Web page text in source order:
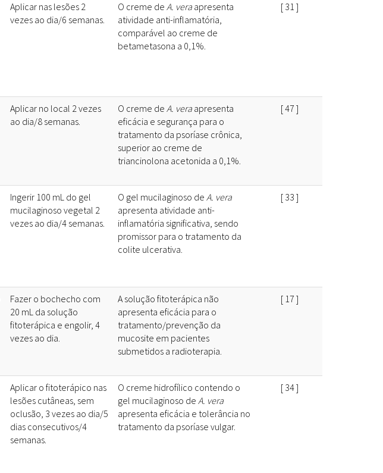
Aplicar nas lesões 2
vezes ao dia/6 semanas.
O creme de A. vera apresenta
atividade anti-inflamatória,
comparável ao creme de
betametasona a 0,1%.
[ 31 ]
Aplicar no local 2 vezes
ao dia/8 semanas.
O creme de A. vera apresenta
eficácia e segurança para o
tratamento da psoríase crônica,
superior ao creme de
triancinolona acetonida a 0,1%.
[47 ]
Ingerir 100 mL do gel
mucilaginoso vegetal 2
vezes ao dia/4 semanas.
O gel mucilaginoso de A. vera
apresenta atividade anti-
inflamatória significativa, sendo
promissor para o tratamento da
colite ulcerativa.
[ 33 ]
Fazer o bochecho com
20 mL da solução
fitoterápica e engolir, 4
vezes ao dia.
A solução fitoterápica não
apresenta eficácia para o
tratamento/prevenção da
mucosite em pacientes
submetidos a radioterapia.
[ 17 ]
Aplicar o fitoterápico nas
lesões cutâneas, sem
oclusão, 3 vezes ao dia/5
dias consecutivos/4
semanas.
O creme hidrofílico contendo o
gel mucilaginoso de A. vera
apresenta eficácia e tolerância no
tratamento da psoríase vulgar.
[ 34]